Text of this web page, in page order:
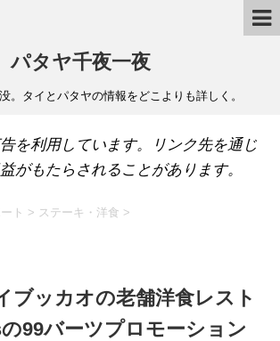
パタヤ千夜一夜
。タイとパタヤの情報をどこよりも詳しく。
を利用しています。リンク先を通じ
がもたらされることがあります。
ト > ステーキ・洋食 >
ブッカオの老舗洋食レスト
99バーツプロモーション